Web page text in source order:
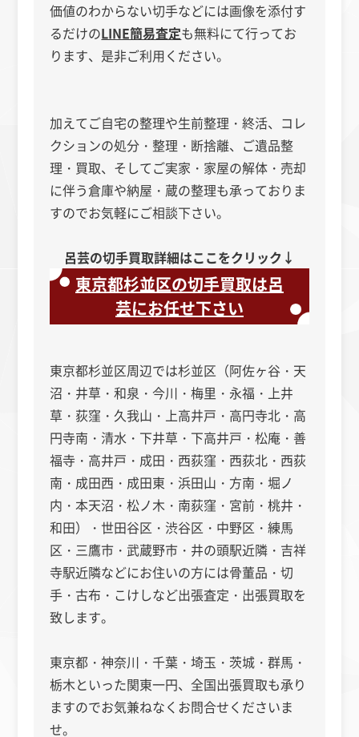
価値のわからない切手などには画像を添付す
るだけのLINE簡易査定も無料にて行ってお
ります、是非ご利用ください。
加えてご自宅の整理や生前整理・終活、コレ
クションの処分・整理・断捨離、ご遺品整
理・買取、そしてご実家・家屋の解体・売却
に伴う倉庫や納屋・蔵の整理も承っておりま
すのでお気軽にご相談下さい。
呂芸の切手買取詳細はここをクリック↓
東京都杉並区の切手買取は呂
芸にお任せ下さい
東京都杉並区周辺では杉並区（阿佐ヶ谷・天
沼・井草・和泉・今川・梅里・永福・上井
草・荻窪・久我山・上高井戸・高円寺北・高
円寺南・清水・下井草・下高井戸・松庵・善
福寺・高井戸・成田・西荻窪・西荻北・西荻
南・成田西・成田東・浜田山・方南・堀ノ
内・本天沼・松ノ木・南荻窪・宮前・桃井・
和田）・世田谷区・渋谷区・中野区・練馬
区・三鷹市・武蔵野市・井の頭駅近隣・吉祥
寺駅近隣などにお住いの方には骨董品・切
手・古布・こけしなど出張査定・出張買取を
致します。
東京都・神奈川・千葉・埼玉・茨城・群馬・
栃木といった関東一円、全国出張買取も承り
ますのでお気兼ねなくお問合せくださいま
せ。